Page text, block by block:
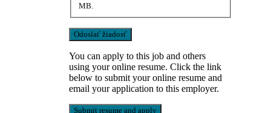
MB.
You can apply to this job and others
using your online resume. Click the link
below to submit your online resume and
email your application to this employer.